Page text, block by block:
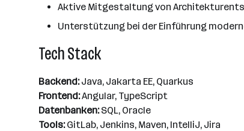
Aktive Mitgestaltung von
Unterstützung bei der Einführung
Tech Stack
Backend:Java, Jakarta EE, Quarkus
Frontend:Angular, TypeScript
Datenbanken:SQL, Oracle
Tools:GitLab, Jenkins, Maven, IntelliJ, Jira